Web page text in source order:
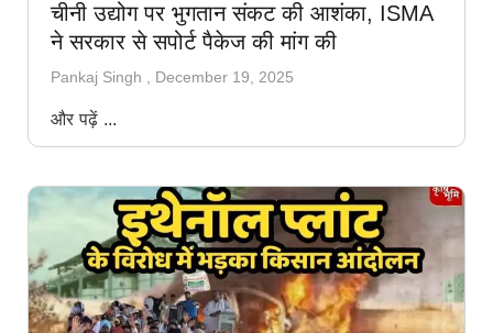
चीनी उद्योग पर भुगतान संकट की आशंका, ISMA
ने सरकार से सपोर्ट पैकेज की मांग की
Pankaj Singh December 19, 2025
और पढ़ें ...